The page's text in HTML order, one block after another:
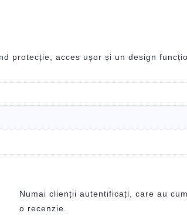
protecție, acces ușor și un design
Numai clienții autentificați, care au
o recenzie.